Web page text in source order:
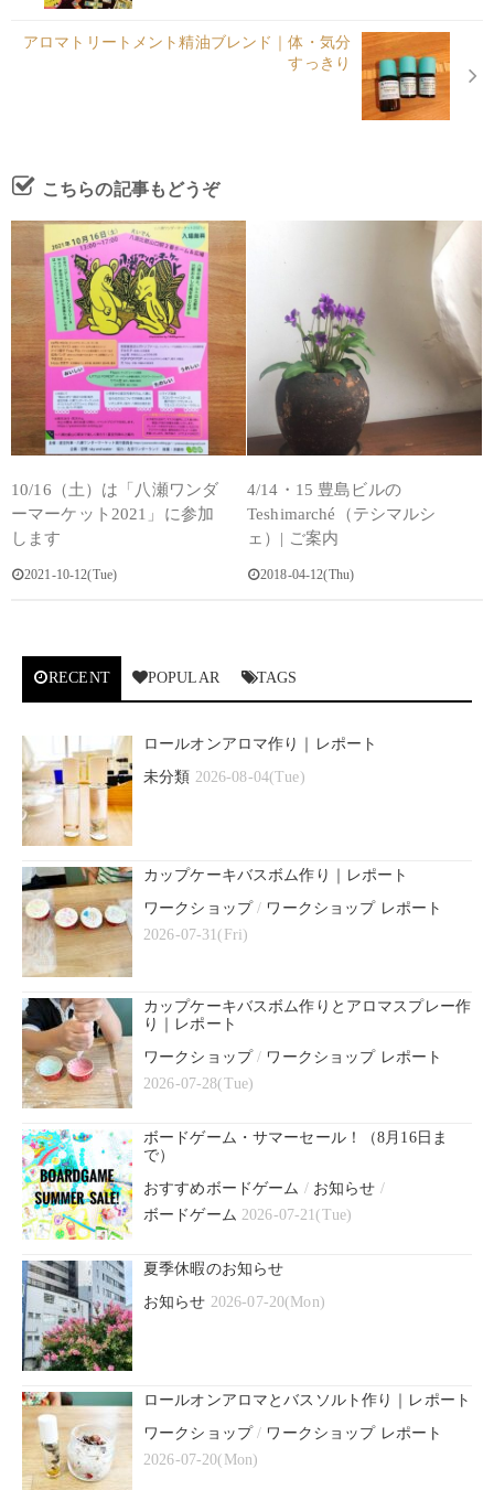
アロマトリートメント精油ブレンド｜体・気分
すっきり
こちらの記事もどうぞ
10/16（土）は「八瀬ワンダ
ーマーケット2021」に参加
します
2021-10-12(Tue)
4/14・15 豊島ビルの
Teshimarché（テシマルシ
ェ）| ご案内
2018-04-12(Thu)
RECENT POPULAR TAGS
ロールオンアロマ作り｜レポート
未分類 2026-08-04(Tue)
カップケーキバスボム作り｜レポート
ワークショップ/ ワークショップ レポート
2026-07-31(Fri)
カップケーキバスボム作りとアロマスプレー作
り｜レポート
ワークショップ/ ワークショップ レポート
2026-07-28(Tue)
ボードゲーム・サマーセール！（8月16日ま
で）
おすすめボードゲーム / お知らせ /
ボードゲーム 2026-07-21(Tue)
夏季休暇のお知らせ
お知らせ 2026-07-20(Mon)
ロールオンアロマとバスソルト作り｜レポート
ワークショップ/ ワークショップ レポート
2026-07-20(Mon)